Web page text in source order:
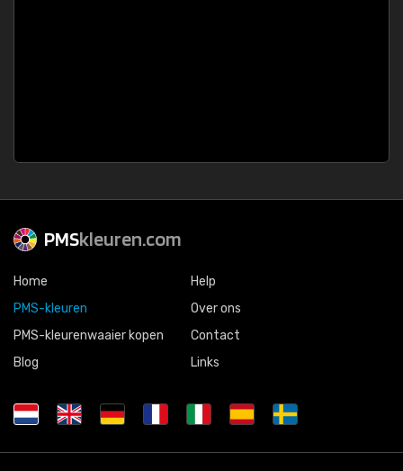
PMSkleuren.com
Home
PMS-kleuren
PMS-kleurenwaaier kopen
Blog
Help
Over ons
Contact
Links